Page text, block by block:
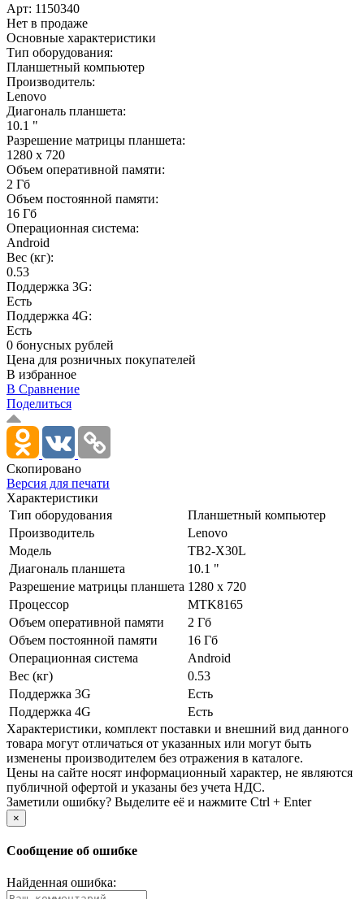
Арт: 1150340
Нет в продаже
Основные характеристики
Тип оборудования:
Планшетный компьютер
Производитель:
Lenovo
Диагональ планшета:
10.1 "
Разрешение матрицы планшета:
1280 x 720
Объем оперативной памяти:
2 Гб
Объем постоянной памяти:
16 Гб
Операционная система:
Android
Вес (кг):
0.53
Поддержка 3G:
Есть
Поддержка 4G:
Есть
0 бонусных рублей
Цена для розничных покупателей
В избранное
В Сравнение
Поделиться
Скопировано
Версия для печати
Характеристики
Тип оборудования
Планшетный компьютер
Производитель
Lenovo
Модель
TB2-X30L
Диагональ планшета
10.1 "
Разрешение матрицы планшета 1280 x 720
Процессор
MTK8165
Объем оперативной памяти
2 Гб
Объем постоянной памяти
16 Гб
Операционная система
Android
Вес (кг)
0.53
Поддержка 3G
Есть
Поддержка 4G
Есть
Xарактеристики, комплект поставки и внешний вид данного
товара могут отличаться от указанных или могут быть
изменены производителем без отражения в каталоге.
Цены на сайте носят информационный характер, не являются
публичной офертой и указаны без учета НДС.
Заметили ошибку? Выделите её и нажмите Ctrl + Enter
×
Сообщение об ошибке
Найденная ошибка: